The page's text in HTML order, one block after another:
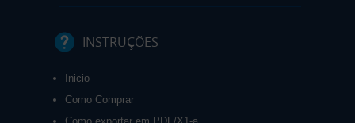
INSTRUÇÕES
Inicio
Como Comprar